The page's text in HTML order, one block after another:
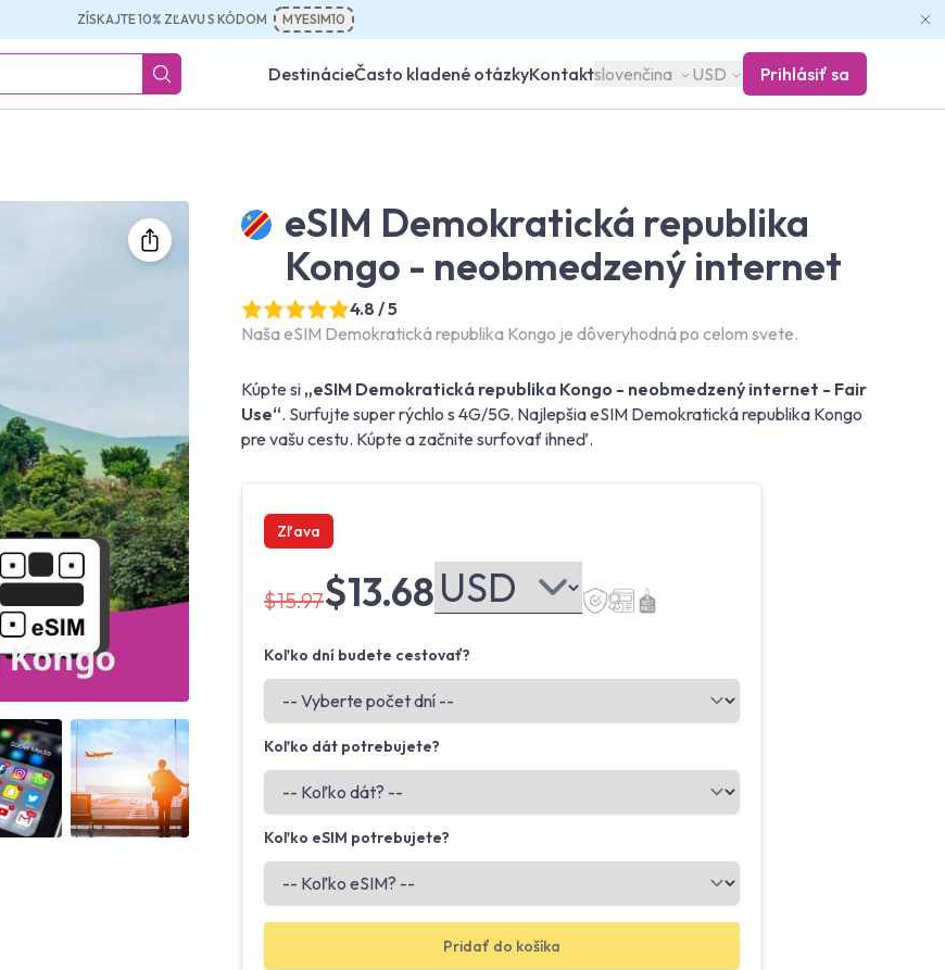
ZÍSKAJTE 10% ZĽAVU S KÓDOM MYESIM10
DestinácieČasto kladené otázkyKontaktslovenčina USD Prihlásiť sa
Angled view Angled view
eSIM Demokratická republika
Kongo - neobmedzený internet
4.8 / 5
Naša eSIM Demokratická republika Kongo je dôveryhodná po celom svete.
Kúpte si „eSIM Demokratická republika Kongo - neobmedzený internet - Fair
Use“. Surfujte super rýchlo s 4G/5G. Najlepšia eSIM Demokratická republika Kongo
pre vašu cestu. Kúpte a začnite surfovať ihneď.
Zľava
$15.97$13.68
Koľko dní budete cestovať?
Koľko dát potrebujete?
Koľko eSIM potrebujete?
Pridať do košíka